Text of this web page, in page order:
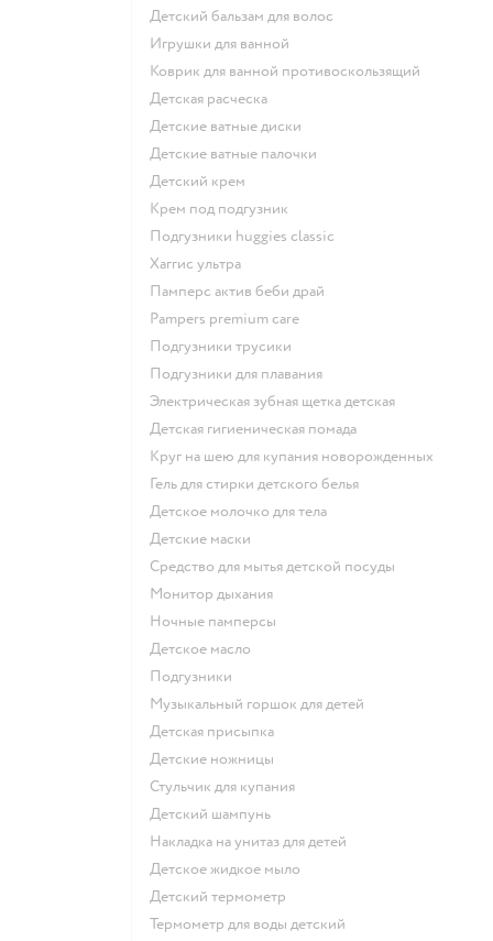
детский бальзам для волос
игрушки для ванной
коврик для ванной противоскользящий
детская расческа
детские ватные диски
детские ватные палочки
детский крем
крем под подгузник
подгузники huggies classic
хаггис ультра
памперс актив беби драй
pampers premium care
подгузники трусики
подгузники для плавания
электрическая зубная щетка детская
детская гигиеническая помада
круг на шею для купания новорожденных
гель для стирки детского белья
детское молочко для тела
детские маски
средство для мытья детской посуды
монитор дыхания
ночные памперсы
детское масло
подгузники
музыкальный горшок для детей
детская присыпка
детские ножницы
стульчик для купания
детский шампунь
накладка на унитаз для детей
детское жидкое мыло
детский термометр
термометр для воды детский